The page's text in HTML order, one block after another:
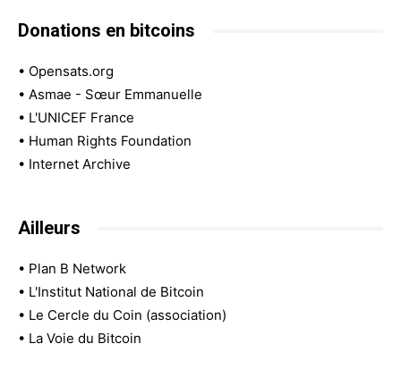
Donations en bitcoins
• Opensats.org
• Asmae - Sœur Emmanuelle
• L'UNICEF France
• Human Rights Foundation
• Internet Archive
Ailleurs
• Plan B Network
• L'Institut National de Bitcoin
• Le Cercle du Coin (association)
• La Voie du Bitcoin